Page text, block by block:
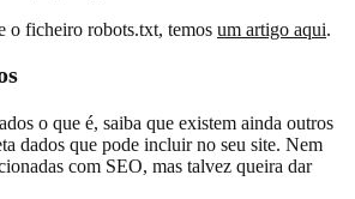
o ficheiro robots.txt, temos um artigo aqui.
o que é, saiba que existem ainda outros
dados que pode incluir no seu site. Nem
com SEO, mas talvez queira dar